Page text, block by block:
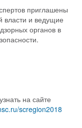
приглашены
власти и ведущие
органов в
на сайте
scregion2018